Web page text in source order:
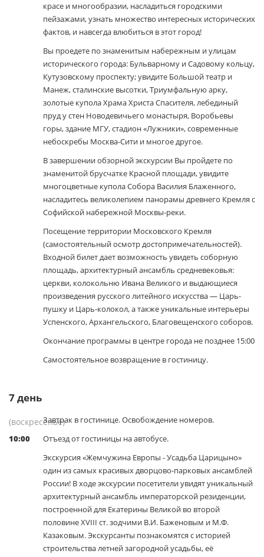
красе и многообразии, насладиться городскими
пейзажами, узнать множество интересных исторических
фактов, и навсегда влюбиться в этот город!
Вы проедете по знаменитым набережным и улицам
исторического города: Бульварному и Садовому кольцу,
Кутузовскому проспекту; увидите Большой театр и
Манеж, сталинские высотки, Триумфальную арку,
золотые купола Храма Христа Спасителя, лебединый
пруд у стен Новодевичьего монастыря, Воробьевы
горы, здание МГУ, стадион «Лужники», современные
небоскребы Москва-Сити и многое другое.
В завершении обзорной экскурсии Вы пройдете по
знаменитой брусчатке Красной площади, увидите
многоцветные купола Собора Василия Блаженного,
насладитесь великолепием панорамы древнего Кремля с
Софийской набережной Москвы-реки.
Посещение территории Московского Кремля
(самостоятельный осмотр достопримечательностей).
Входной билет дает возможность увидеть соборную
площадь, архитектурный ансамбль средневековья:
церкви, колокольню Ивана Великого и выдающиеся
произведения русского литейного искусства — Царь-
пушку и Царь-колокол, а также уникальные интерьеры
Успенского, Архангельского, Благовещенского соборов.
Окончание программы в центре города не позднее 15:00
Самостоятельное возвращение в гостиницу.
7день
(воскресенье)Завтрак в гостинице. Освобождение номеров.
10:00
Отъезд от гостиницы на автобусе.
Экскурсия «Жемчужина Европы - Усадьба Царицыно»
один из самых красивых дворцово-парковых ансамблей
России! В ходе экскурсии посетители увидят уникальный
архитектурный ансамбль императорской резиденции,
построенной для Екатерины Великой во второй
половине XVIII ст. зодчими В.И. Баженовым и М.Ф.
Казаковым. Экскурсанты познакомятся с историей
строительства летней загородной усадьбы, её